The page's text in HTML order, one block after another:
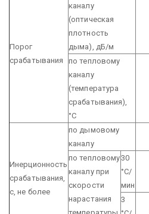
Порог
срабатывания
каналу
(оптическая
плотность
дыма), дБ/м
по тепловому
каналу
(температура
срабатывания),
°С
Инерционность
срабатывания,
с, не более
по дымовому
каналу
по тепловому
каналу при
скорости
нарастания
температуры,
30
°С/
мин
3